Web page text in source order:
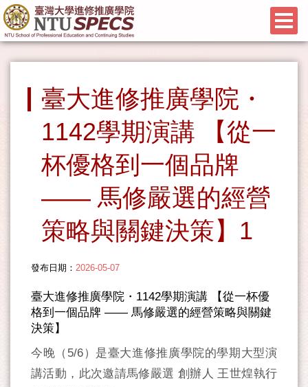
臺大進修推廣學院・
1142學期演講 【從一
杯優格到一個品牌
—— 馬修嚴選的經營
策略與關鍵決策】1
發布日期： 2026-05-07
臺大進修推廣學院・1142學期演講 【從一杯優
格到一個品牌 —— 馬修嚴選的經營策略與關鍵
決策】
今晚（5/6）是臺大進修推廣學院的學期大型演
講活動，此次邀請馬修嚴選 創辦人 王世煌執行